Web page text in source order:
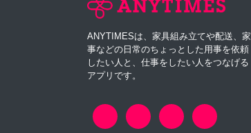
ANYTIMESは、家具組み立てや配送、家
事などの日常のちょっとした用事を依頼
したい人と、仕事をしたい人をつなげる
アプリです。